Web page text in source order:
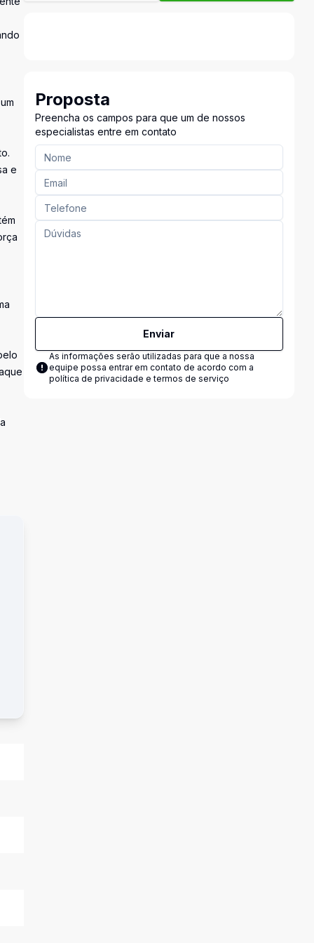
e
Proposta
Preencha os campos para que um de nossos
especialistas entre em contato
Enviar
As informações serão utilizadas para que a nossa
equipe possa entrar em contato de acordo com a
política de privacidade e termos de serviço